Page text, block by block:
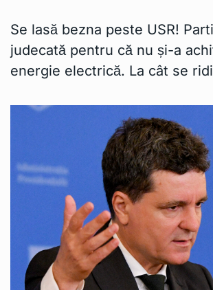
Se lasă bezna peste USR!
judecată pentru că nu și-a
energie electrică. La cât se